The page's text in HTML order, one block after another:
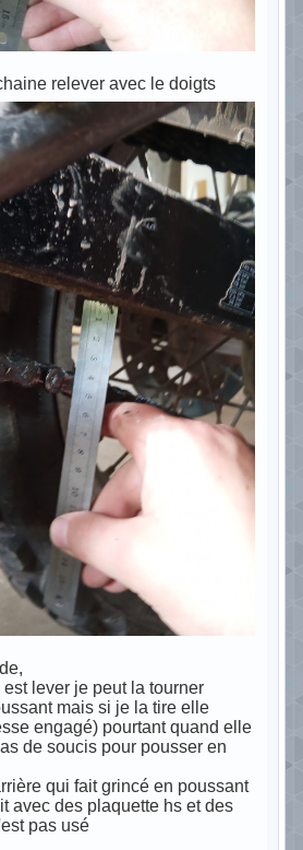
relever avec le doigts
lever je peut la tourner
mais si je la tire elle
engagé) pourtant quand elle
de soucis pour pousser en
qui fait grincé en poussant
avec des plaquette hs et des
pas usé